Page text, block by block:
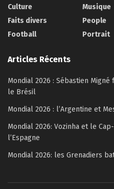
Culture
Faits divers
Football
Musique
People
Portrait
Articles Récents
Mondial 2026 : Sébastien
le Brésil
Mondial 2026 : l’Argentine et
Mondial 2026: Vozinha et le
l’Espagne
Mondial 2026: les Grenadiers